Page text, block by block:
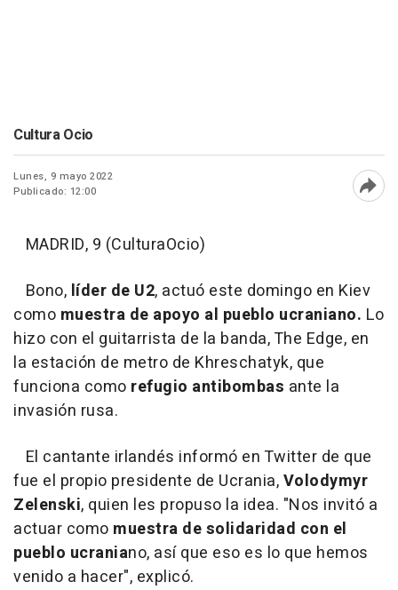
Cultura Ocio
Lunes, 9 mayo 2022
Publicado: 12:00
MADRID, 9 (CulturaOcio)
Bono, líder de U2, actuó este domingo en Kiev
como muestra de apoyo al pueblo ucraniano. Lo
hizo con el guitarrista de la banda, The Edge, en
la estación de metro de Khreschatyk, que
funciona como refugio antibombas ante la
invasión rusa.
El cantante irlandés informó en Twitter de que
fue el propio presidente de Ucrania,Volodymyr
Zelenski, quien les propuso la idea. "Nos invitó a
actuar como muestra de solidaridad con el
pueblo ucraniano, así que eso es lo que hemos
venido a hacer", explicó.